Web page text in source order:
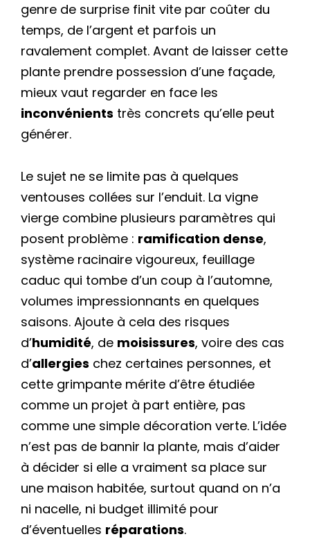
genre de surprise finit vite par coûter du
temps, de l’argent et parfois un
ravalement complet. Avant de laisser cette
plante prendre possession d’une façade,
mieux vaut regarder en face les
inconvénients très concrets qu’elle peut
générer.
Le sujet ne se limite pas à quelques
ventouses collées sur l’enduit. La vigne
vierge combine plusieurs paramètres qui
posent problème : ramification dense,
système racinaire vigoureux, feuillage
caduc qui tombe d’un coup à l’automne,
volumes impressionnants en quelques
saisons. Ajoute à cela des risques
d’humidité, de moisissures, voire des cas
d’allergies chez certaines personnes, et
cette grimpante mérite d’être étudiée
comme un projet à part entière, pas
comme une simple décoration verte. L’idée
n’est pas de bannir la plante, mais d’aider
à décider si elle a vraiment sa place sur
une maison habitée, surtout quand on n’a
ni nacelle, ni budget illimité pour
d’éventuelles réparations.